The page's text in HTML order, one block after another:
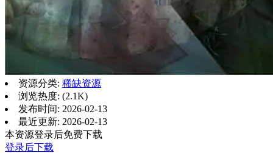
资源分类: 稀缺资源
浏览热度: (2.1K)
发布时间: 2026-02-13
最近更新: 2026-02-13
本资源登录后免费下载
登录后下载